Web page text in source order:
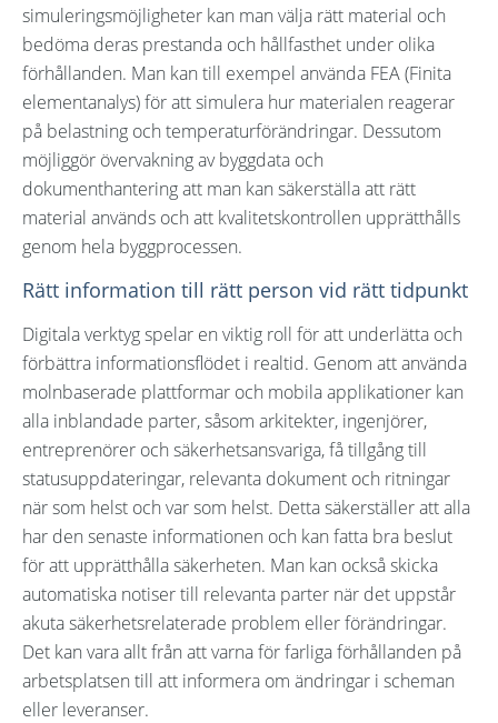
simuleringsmöjligheter kan man välja rätt material och
bedöma deras prestanda och hållfasthet under olika
förhållanden. Man kan till exempel använda FEA (Finita
elementanalys) för att simulera hur materialen reagerar
på belastning och temperaturförändringar. Dessutom
möjliggör övervakning av byggdata och
dokumenthantering att man kan säkerställa att rätt
material används och att kvalitetskontrollen upprätthålls
genom hela byggprocessen.
Rätt information till rätt person vid rätt tidpunkt
Digitala verktyg spelar en viktig roll för att underlätta och
förbättra informationsflödet i realtid. Genom att använda
molnbaserade plattformar och mobila applikationer kan
alla inblandade parter, såsom arkitekter, ingenjörer,
entreprenörer och säkerhetsansvariga, få tillgång till
statusuppdateringar, relevanta dokument och ritningar
när som helst och var som helst. Detta säkerställer att alla
har den senaste informationen och kan fatta bra beslut
för att upprätthålla säkerheten. Man kan också skicka
automatiska notiser till relevanta parter när det uppstår
akuta säkerhetsrelaterade problem eller förändringar.
Det kan vara allt från att varna för farliga förhållanden på
arbetsplatsen till att informera om ändringar i scheman
eller leveranser.